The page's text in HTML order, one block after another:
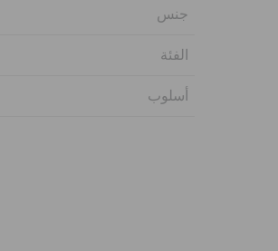
جنس
الفئة
أسلوب